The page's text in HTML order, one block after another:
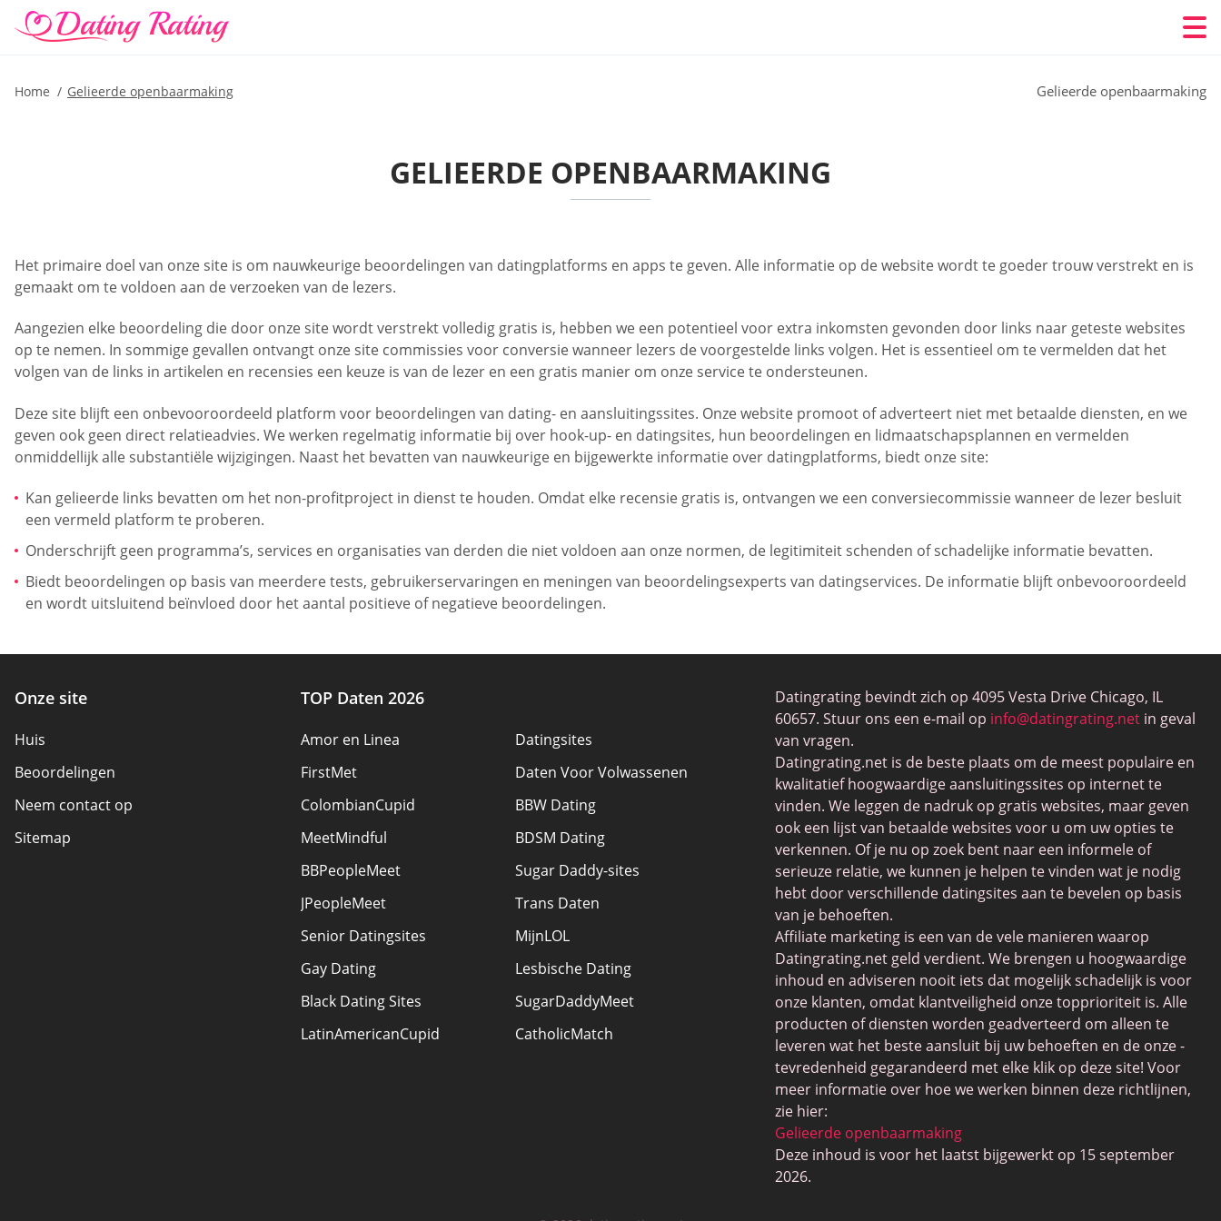
Home Gelieerde openbaarmaking Gelieerde openbaarmaking
GELIEERDE OPENBAARMAKING
Het primaire doel van onze site is om nauwkeurige beoordelingen van datingplatforms en apps te geven. Alle informatie op de website wordt te goeder trouw verstrekt en is
gemaakt om te voldoen aan de verzoeken van de lezers.
Aangezien elke beoordeling die door onze site wordt verstrekt volledig gratis is, hebben we een potentieel voor extra inkomsten gevonden door links naar geteste websites
op te nemen. In sommige gevallen ontvangt onze site commissies voor conversie wanneer lezers de voorgestelde links volgen. Het is essentieel om te vermelden dat het
volgen van de links in artikelen en recensies een keuze is van de lezer en een gratis manier om onze service te ondersteunen.
Deze site blijft een onbevooroordeeld platform voor beoordelingen van dating- en aansluitingssites. Onze website promoot of adverteert niet met betaalde diensten, en we
geven ook geen direct relatieadvies. We werken regelmatig informatie bij over hook-up- en datingsites, hun beoordelingen en lidmaatschapsplannen en vermelden
onmiddellijk alle substantiële wijzigingen. Naast het bevatten van nauwkeurige en bijgewerkte informatie over datingplatforms, biedt onze site:
Kan gelieerde links bevatten om het non-profitproject in dienst te houden. Omdat elke recensie gratis is, ontvangen we een conversiecommissie wanneer de lezer besluit
een vermeld platform te proberen.
Onderschrijft geen programma’s, services en organisaties van derden die niet voldoen aan onze normen, de legitimiteit schenden of schadelijke informatie bevatten.
Biedt beoordelingen op basis van meerdere tests, gebruikerservaringen en meningen van beoordelingsexperts van datingservices. De informatie blijft onbevooroordeeld
en wordt uitsluitend beïnvloed door het aantal positieve of negatieve beoordelingen.
Onze site
Huis
Beoordelingen
Neem contact op
Sitemap
TOP Daten 2026
Amor en Linea
Datingsites
FirstMet
Daten Voor Volwassenen
ColombianCupid
BBW Dating
MeetMindful
BDSM Dating
BBPeopleMeet
Sugar Daddy-sites
JPeopleMeet
Trans Daten
Senior Datingsites
MijnLOL
Gay Dating
Lesbische Dating
Black Dating Sites
SugarDaddyMeet
LatinAmericanCupid
CatholicMatch
Datingrating bevindt zich op 4095 Vesta Drive Chicago, IL
60657. Stuur ons een e-mail op info@datingrating.net in geval
van vragen.
Datingrating.net is de beste plaats om de meest populaire en
kwalitatief hoogwaardige aansluitingssites op internet te
vinden. We leggen de nadruk op gratis websites, maar geven
ook een lijst van betaalde websites voor u om uw opties te
verkennen. Of je nu op zoek bent naar een informele of
serieuze relatie, we kunnen je helpen te vinden wat je nodig
hebt door verschillende datingsites aan te bevelen op basis
van je behoeften.
Affiliate marketing is een van de vele manieren waarop
Datingrating.net geld verdient. We brengen u hoogwaardige
inhoud en adviseren nooit iets dat mogelijk schadelijk is voor
onze klanten, omdat klantveiligheid onze topprioriteit is. Alle
producten of diensten worden geadverteerd om alleen te
leveren wat het beste aansluit bij uw behoeften en de onze -
tevredenheid gegarandeerd met elke klik op deze site! Voor
meer informatie over hoe we werken binnen deze richtlijnen,
zie hier:
Gelieerde openbaarmaking
Deze inhoud is voor het laatst bijgewerkt op 15 september
2026.